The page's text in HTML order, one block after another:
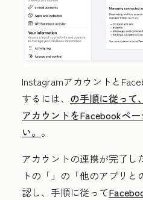
Instagramアカウントと
するには、 の手順に従って
アカウントをFacebookペ
い。 。
アカウントの連携が完了し
トの「 」の「他のアプリと
認し、手順に従って